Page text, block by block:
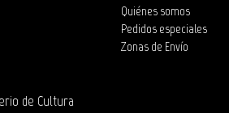
Quiénes somos
Pedidos especiales
Zonas de Envío
de Cultura